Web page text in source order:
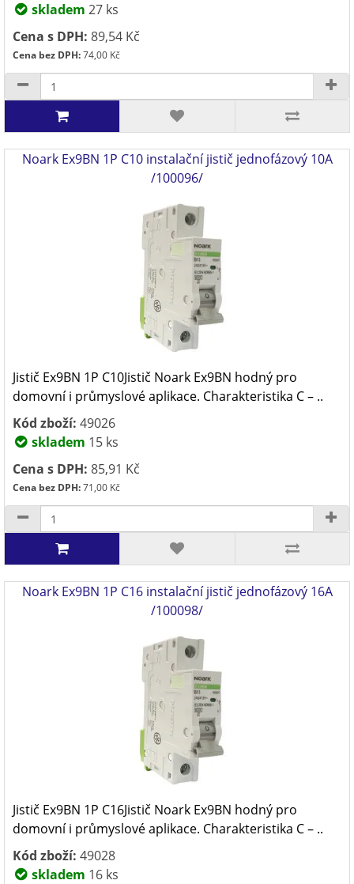
skladem 27 ks
Cena s DPH: 89,54 Kč
Cena bez DPH:74,00 Kč
Noark Ex9BN 1P C10 instalační jistič jednofázový 10A
/100096/
Jistič Ex9BN 1P C10Jistič Noark Ex9BN hodný pro
domovní i průmyslové aplikace. Charakteristika C – ..
Kód zboží: 49026
skladem 15 ks
Cena s DPH: 85,91 Kč
Cena bez DPH:71,00 Kč
Noark Ex9BN 1P C16 instalační jistič jednofázový 16A
/100098/
Jistič Ex9BN 1P C16Jistič Noark Ex9BN hodný pro
domovní i průmyslové aplikace. Charakteristika C – ..
Kód zboží: 49028
skladem 16 ks